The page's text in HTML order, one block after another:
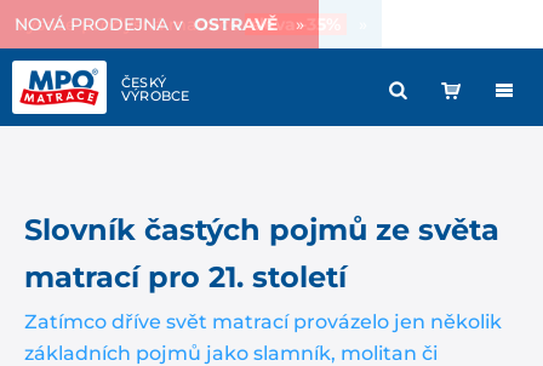
Vysoce prodyšná matrace sleva -35%
Slovník častých pojmů ze světa
matrací pro 21. století
Zatímco dříve svět matrací provázelo jen několik
základních pojmů jako slamník, molitan či